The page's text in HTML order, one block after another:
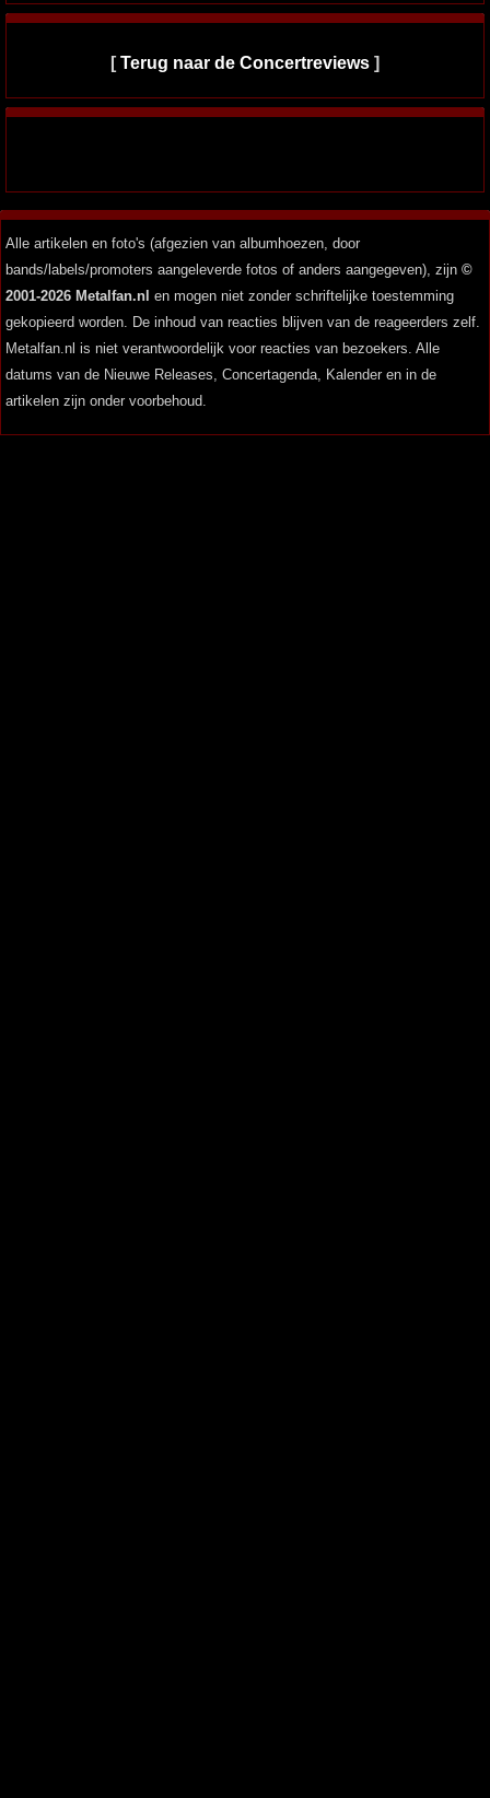
[Terug naar de Concertreviews ]
Alle artikelen en foto's (afgezien van albumhoezen, door
bands/labels/promoters aangeleverde fotos of anders aangegeven), zijn ©
2001-2026 Metalfan.nl en mogen niet zonder schriftelijke toestemming
gekopieerd worden. De inhoud van reacties blijven van de reageerders zelf.
Metalfan.nl is niet verantwoordelijk voor reacties van bezoekers. Alle
datums van de Nieuwe Releases, Concertagenda, Kalender en in de
artikelen zijn onder voorbehoud.